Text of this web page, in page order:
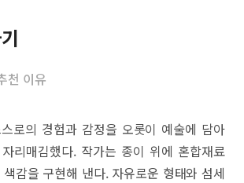
천 이유
로의 경험과 감정을 오롯이 예술에 담아
리매김했다. 작가는 종이 위에 혼합재료
감을 구현해 낸다. 자유로운 형태와 섬세